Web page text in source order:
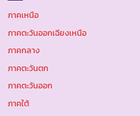
ภาคเหนือ
ภาคตะวันออกเฉียงเหนือ
ภาคกลาง
ภาคตะวันตก
ภาคตะวันออก
ภาคใต้